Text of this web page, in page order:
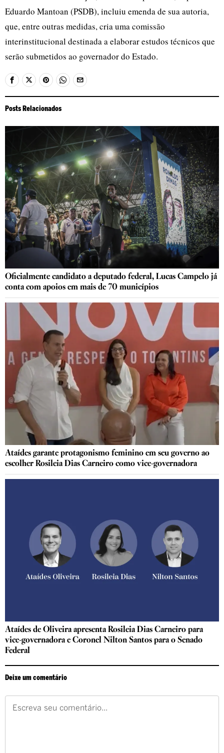
Eduardo Mantoan (PSDB), incluiu emenda de sua autoria,
que, entre outras medidas, cria uma comissão
interinstitucional destinada a elaborar estudos técnicos que
serão submetidos ao governador do Estado.
Posts Relacionados
Oficialmente candidato a deputado federal, Lucas Campelo já
conta com apoios em mais de 70 municípios
Ataídes garante protagonismo feminino em seu governo ao
escolher Rosileia Dias Carneiro como vice-governadora
Ataídes de Oliveira apresenta Rosileia Dias Carneiro para
vice-governadora e Coronel Nilton Santos para o Senado
Federal
Deixe um comentário